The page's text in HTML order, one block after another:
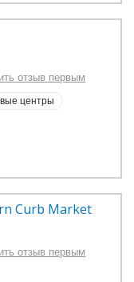
отзыв первым
центры
Curb Market
отзыв первым